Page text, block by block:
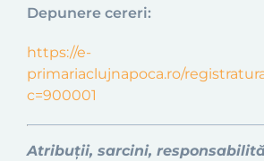
Depunere cereri:
https://e-
primariaclujnapoca.ro/
c=900001
Atribuții, sarcini,